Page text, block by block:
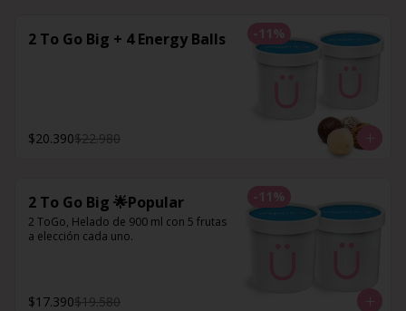
-11 %
2 To Go Big + 4 Energy Balls
$20.390$22.980
-11 %
2 To Go Big 🌟Popular
2 ToGo, Helado de 900 ml con 5 frutas
a elección cada uno.
$17.390$19.580